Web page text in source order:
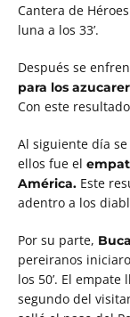
Cantera de
luna a los 33’.
Después se
para los
Con este
Al siguiente día
ellos fue el
América. Este
adentro a los
Por su parte,
pereiranos
los 50’. El
segundo del